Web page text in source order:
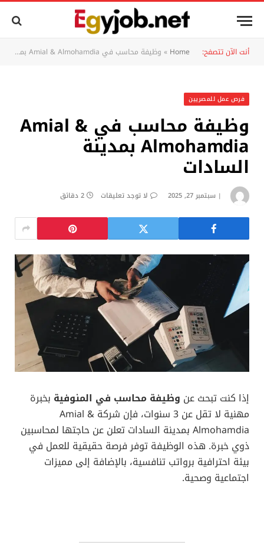
أنت الآن تتصفح: Home
» وظيفة محاسب في Amial & Almohamdia بمدينة السادات
فرص عمل للمصريين
وظيفة محاسب في Amial &
Almohamdia بمدينة
السادات
سبتمبر 27, 2025 لا توجد تعليقات 2 دقائق
إذا كنت تبحث عن وظيفة محاسب في المنوفية بخبرة
مهنية لا تقل عن 3 سنوات، فإن شركة Amial &
Almohamdia بمدينة السادات تعلن عن حاجتها لمحاسبين
ذوي خبرة. هذه الوظيفة توفر فرصة حقيقية للعمل في
بيئة احترافية برواتب تنافسية، بالإضافة إلى مميزات
اجتماعية وصحية.